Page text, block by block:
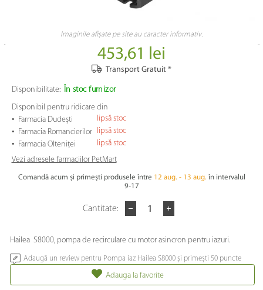
Imaginile afișate pe site au caracter informativ.
453,61 lei
Transport Gratuit *
Disponibilitate:
În stoc furnizor
Disponibil pentru ridicare din
• Farmacia Dudești lipsă stoc
• Farmacia Romancierilor lipsă stoc
• Farmacia Olteniței
lipsă stoc
Vezi adresele farmaciilor PetMart
Comandă acum și primești produsele între 12 aug. - 13 aug. în intervalul
9-17
Cantitate:
Hailea S8000, pompa de recirculare cu motor asincron pentru iazuri.
Adaugă un review pentru Pompa iaz Hailea S8000 și primești 50 puncte
Adauga la favorite